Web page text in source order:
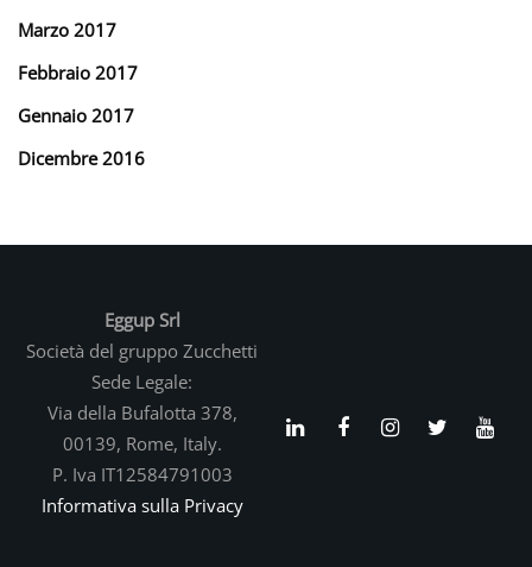
Marzo 2017
Febbraio 2017
Gennaio 2017
Dicembre 2016
Eggup Srl
Società del gruppo Zucchetti
Sede Legale:
Via della Bufalotta 378,
00139, Rome, Italy.
P. Iva IT12584791003
Informativa sulla Privacy